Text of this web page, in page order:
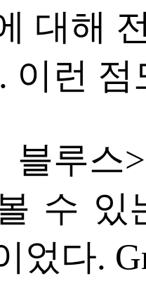
대해
이런
블루스
수 있
었다.